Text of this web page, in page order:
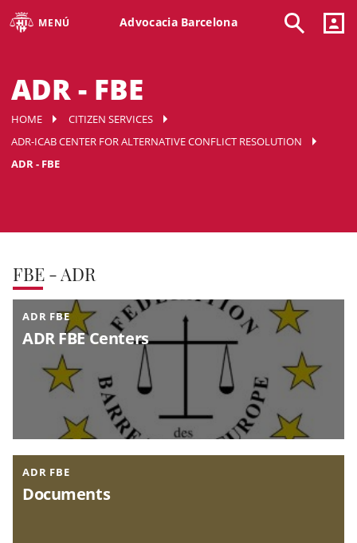
MENÚ Advocacia Barcelona
ADR - FBE
HOME
CITIZEN SERVICES
ADR-ICAB CENTER FOR ALTERNATIVE CONFLICT RESOLUTION
ADR - FBE
FBE - ADR
ADR FBE
ADR FBE Centers
ADR FBE
Documents